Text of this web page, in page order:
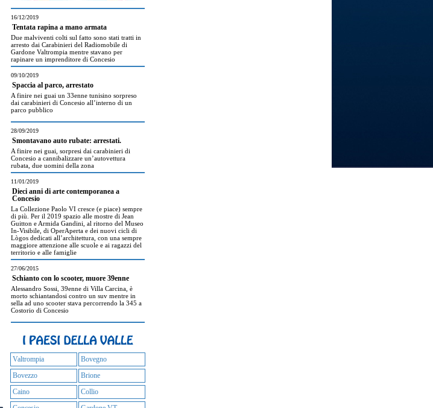
16/12/2019
Tentata rapina a mano armata
Due malviventi colti sul fatto sono stati tratti in
arresto dai Carabinieri del Radiomobile di
Gardone Valtrompia mentre stavano per
rapinare un imprenditore di Concesio
09/10/2019
Spaccia al parco, arrestato
A finire nei guai un 33enne tunisino sorpreso
dai carabinieri di Concesio all’interno di un
parco pubblico
28/09/2019
Smontavano auto rubate: arrestati.
A finire nei guai, sorpresi dai carabinieri di
Concesio a cannibalizzare un’autovettura
rubata, due uomini della zona
11/01/2019
Dieci anni di arte contemporanea a
Concesio
La Collezione Paolo VI cresce (e piace) sempre
di più. Per il 2019 spazio alle mostre di Jean
Guitton e Armida Gandini, al ritorno del Museo
In-Visibile, di OperAperta e dei nuovi cicli di
Lògos dedicati all’architettura, con una sempre
maggiore attenzione alle scuole e ai ragazzi del
territorio e alle famiglie
27/06/2015
Schianto con lo scooter, muore 39enne
Alessandro Sossi, 39enne di Villa Carcina, è
morto schiantandosi contro un suv mentre in
sella ad uno scooter stava percorrendo la 345 a
Costorio di Concesio
Valtrompia
Bovegno
Bovezzo
Brione
Caino
Collio